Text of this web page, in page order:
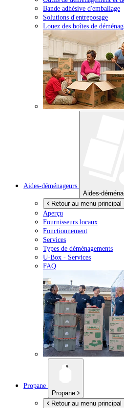
Bande adhésive d'emballage
Solutions d'entreposage
Louez des boîtes de
Aides-déménageurs
Aides-
Retour au menu principal
Aperçu
Fournisseurs locaux
Fonctionnement
Services
Types de déménagements
U-Box - Services
FAQ
Propane
Propane
Retour au menu principal